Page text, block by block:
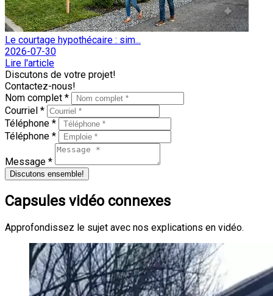
Le courtage hypothécaire : sim...
2026-07-30
Lire l'article
Discutons de votre projet!
Contactez-nous!
Nom complet *
Courriel *
Téléphone *
Téléphone *
Message *
Discutons ensemble!
Capsules vidéo connexes
Approfondissez le sujet avec nos explications en vidéo.